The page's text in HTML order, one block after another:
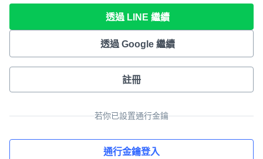
透過 LINE 繼續
透過 Google 繼續
註冊
若你已設置通行金鑰
通行金鑰登入